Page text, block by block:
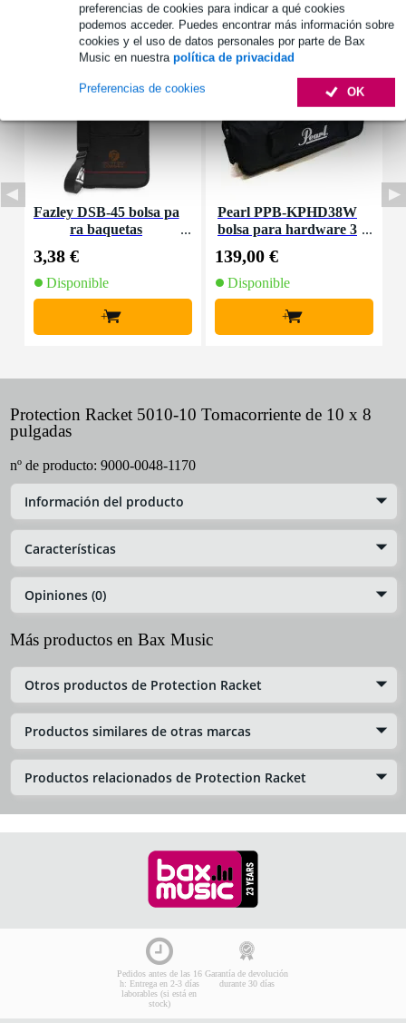
preferencias de cookies para indicar a qué cookies
podemos acceder. Puedes encontrar más información sobre
cookies y el uso de datos personales por parte de Bax
Music en nuestra política de privacidad
OK
Preferencias de cookies
Accesorios (5)
Fazley DSB-45 bolsa pa
ra baquetas
3,38 €
Disponible
+
Pearl PPB-KPHD38W
bolsa para hardware 3
139,00 €
Disponible
+
Protection Racket 5010-10 Tomacorriente de 10 x 8
pulgadas
nº de producto: 9000-0048-1170
Información del producto
Características
Opiniones (0)
Más productos en Bax Music
Otros productos de Protection Racket
Productos similares de otras marcas
Productos relacionados de Protection Racket
Pedidos antes de las 16
h: Entrega en 2-3 días
laborables (si está en
stock)
Garantía de devolución
durante 30 días